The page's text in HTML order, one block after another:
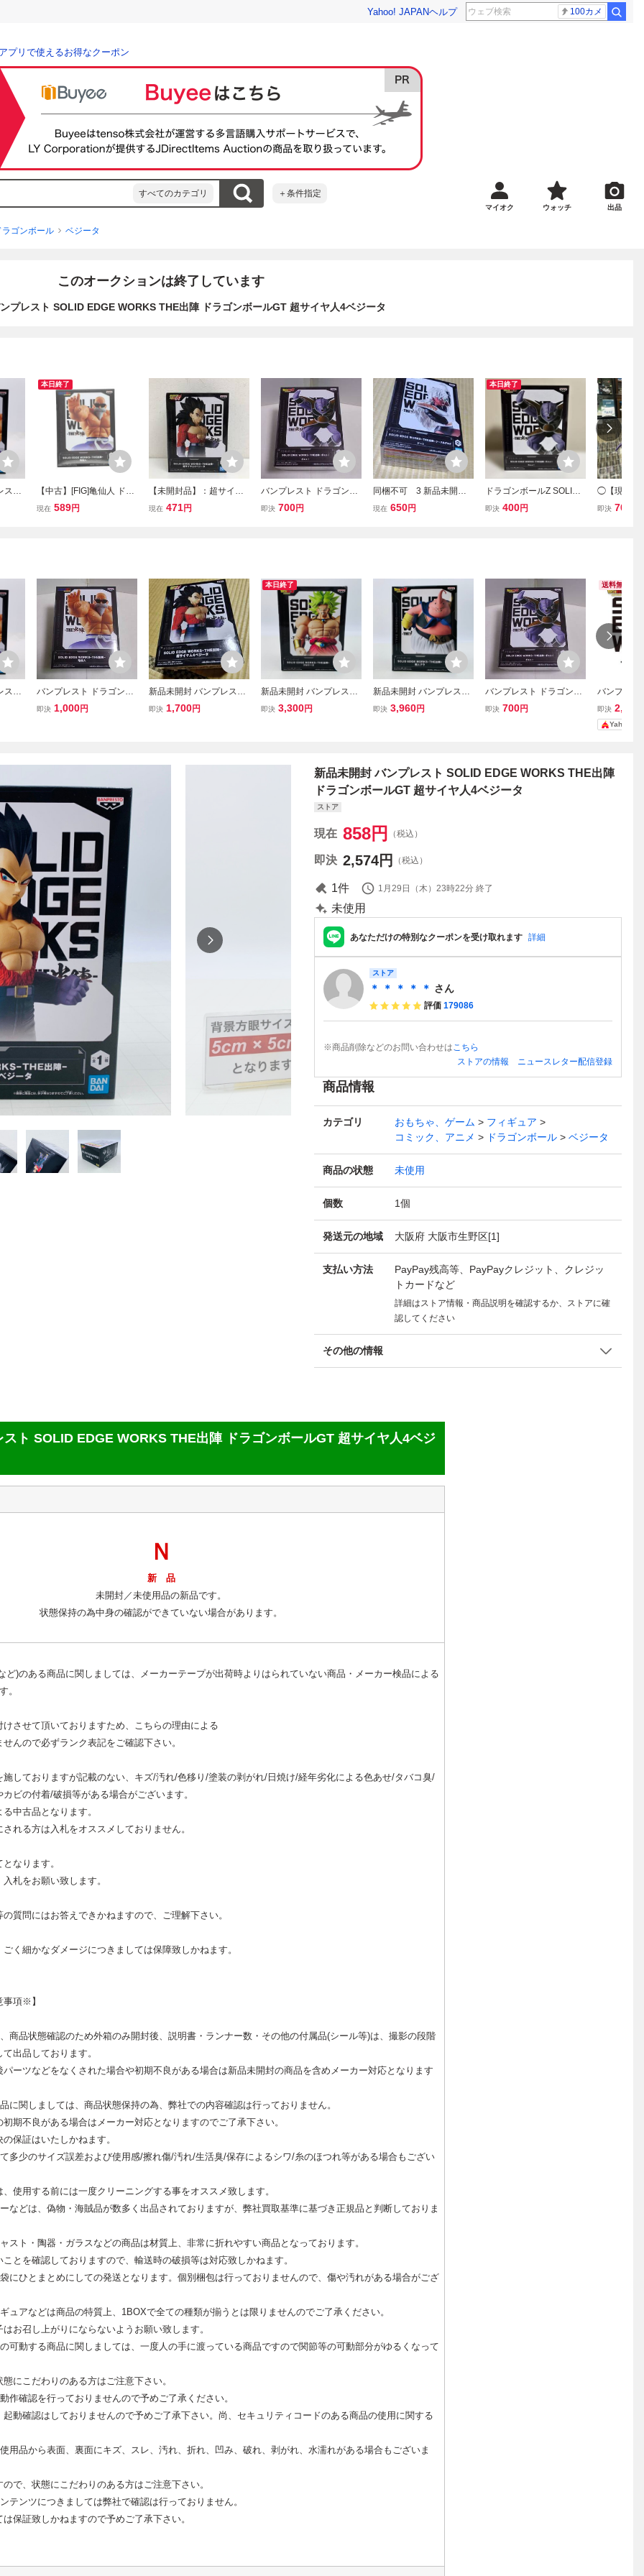
Yahoo! JAPANヘルプ 100カメ
プリで使えるお得なクーポン
すべてのカテゴリ ＋条件指定
マイオク ウォッチ 出品
ラゴンボール ベジータ
このオークションは終了しています
プレスト SOLID EDGE WORKS THE出陣 ドラゴンボールGT 超サイヤ人4ベジータ
スト
本日終了
【中古】[FIG]亀仙人 ドラ
ゴンボール SOLID EDGE
現在 589円
【未開封品】：超サイヤ
人4ベジータ ドラゴンボ
現在 471円
バンプレスト ドラゴンボ
ールZ SOLID EDGE WOR
即決 700円
同梱不可 3 新品未開封
バンプレスト SOLID EDG
現在 650円
本日終了
ドラゴンボールZ SOLID
EDGE WORKS THE 出陣
即決 400円
◯【現状品
ト SOLID
即決 700
スト
バンプレスト ドラゴンボ
ール SOLID EDGE WORK
即決 1,000円
新品未開封 バンプレスト
SOLID EDGE WORKS TH
即決 1,700円
本日終了
新品未開封 バンプレスト
SOLID EDGE WORKS TH
即決 3,300円
新品未開封 バンプレスト
SOLID EDGE WORKS TH
即決 3,960円
バンプレスト ドラゴンボ
ールZ SOLID EDGE WOR
即決 700円
送料無料
バンプレス
ールZ
KS THE出
号 フィギ
即決 2,500
Yahoo!フ
新品未開封 バンプレスト SOLID EDGE WORKS THE出陣
ドラゴンボールGT 超サイヤ人4ベジータ
ストア
現在 858円 （税込）
即決 2,574円 （税込）
1件 1月29日（木）23時22分 終了
未使用
あなただけの特別なクーポンを受け取れます 詳細
ストア
＊ ＊ ＊ ＊ ＊ さん
評価 179086
※商品削除などのお問い合わせはこちら
ストアの情報
ニュースレター配信登録
商品情報
カテゴリ おもちゃ、ゲーム
フィギュア
コミック、アニメ
ドラゴンボール ベジータ
商品の状態 未使用
個数 1個
発送元の地域 大阪府 大阪市生野区[1]
支払い方法
PayPay残高等、PayPayクレジット、クレジッ
トカードなど
詳細はストア情報・商品説明を確認するか、ストアに確
認してください
その他の情報